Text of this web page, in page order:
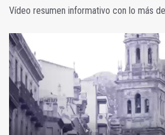
Vídeo resumen informativo con lo más